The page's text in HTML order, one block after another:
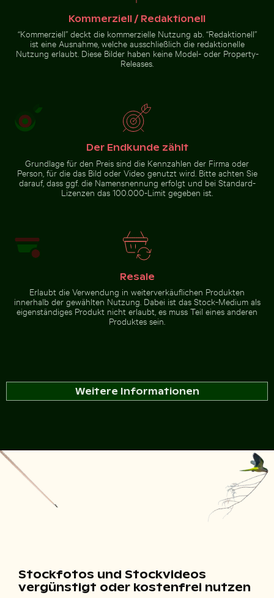
Zur Stock-Kollektion
Kommerziell / Redaktionell
“Kommerziell” deckt die kommerzielle Nutzung ab. “Redaktionell”
ist eine Ausnahme, welche ausschließlich die redaktionelle
Nutzung erlaubt. Diese Bilder haben keine Model- oder Property-
Releases.
Der Endkunde zählt
Grundlage für den Preis sind die Kennzahlen der Firma oder
Person, für die das Bild oder Video genutzt wird. Bitte achten Sie
darauf, dass ggf. die Namensnennung erfolgt und bei Standard-
Lizenzen das 100.000-Limit gegeben ist.
Resale
Erlaubt die Verwendung in weiterverkäuflichen Produkten
innerhalb der gewählten Nutzung. Dabei ist das Stock-Medium als
eigenständiges Produkt nicht erlaubt, es muss Teil eines anderen
Produktes sein.
Weitere Informationen
Stockfotos und Stockvideos
vergünstigt oder kostenfrei nutzen